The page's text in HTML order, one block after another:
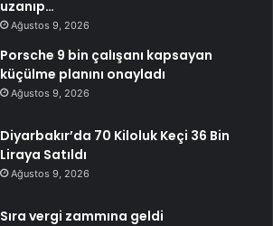
uzanıp…
Ağustos 9, 2026
Porsche 9 bin çalışanı kapsayan
küçülme planını onayladı
Ağustos 9, 2026
Diyarbakır’da 70 Kiloluk Keçi 36 Bin
Liraya Satıldı
Ağustos 9, 2026
Sıra vergi zammına geldi